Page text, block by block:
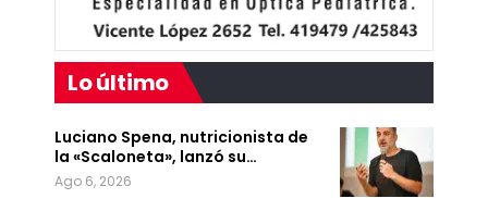
Lo último
Luciano Spena, nutricionista de
la «Scaloneta», lanzó su…
Ago 6, 2026